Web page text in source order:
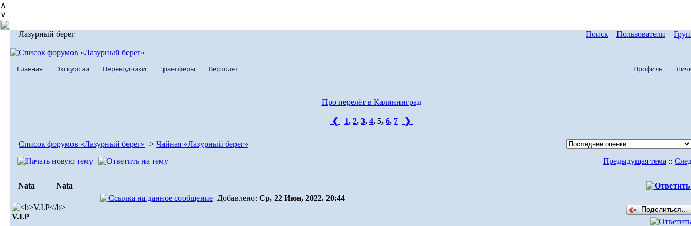
∧
∨
Лазурный берег Поиск Пользователи
Главная Экскурсии Переводчики Трансферы Вертолёт Профиль
Про перелёт в Калининград
❮ 1, 2, 3, 4, 5, 6, 7 ❯
Список форумов «Лазурный берег» -> Чайная «Лазурный берег»
Предыдущая тема ::
Nata Nata
V.I.Р
Добавлено: Ср, 22 Июн, 2022. 20:44
Поделиться…